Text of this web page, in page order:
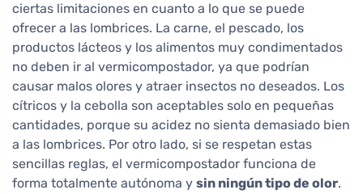
ciertas limitaciones en cuanto a lo que se puede
ofrecer a las lombrices. La carne, el pescado, los
productos lácteos y los alimentos muy condimentados
no deben ir al vermicompostador, ya que podrían
causar malos olores y atraer insectos no deseados. Los
cítricos y la cebolla son aceptables solo en pequeñas
cantidades, porque su acidez no sienta demasiado bien
a las lombrices. Por otro lado, si se respetan estas
sencillas reglas, el vermicompostador funciona de
forma totalmente autónoma y sin ningún tipo de olor.